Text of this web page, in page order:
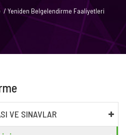
/Yeniden Belgelendirme Faaliyetleri
VE SINAVLAR